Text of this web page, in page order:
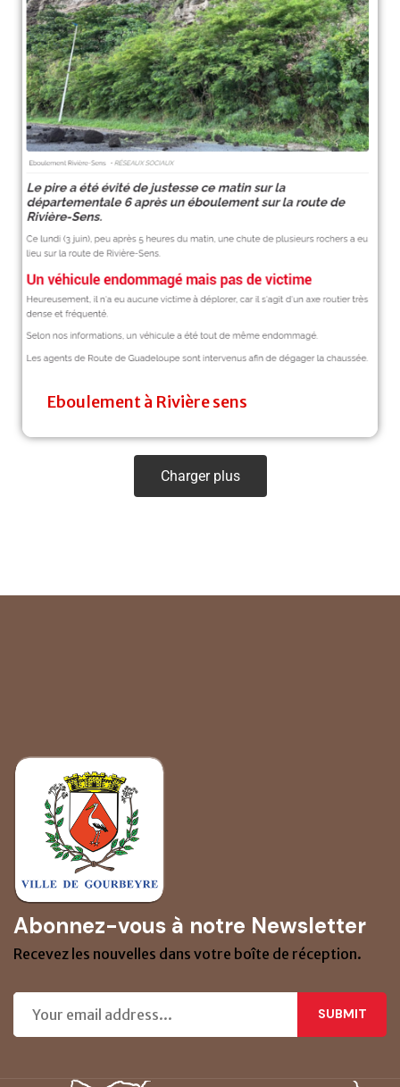
Eboulement à Rivière sens
Charger plus
Abonnez-vous à notre Newsletter
Recevez les nouvelles dans votre boîte de réception.
SUBMIT